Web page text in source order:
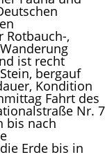
Rotbauch-,
ist recht
bergauf
Kondition
Fahrt des
Nr. 7
bis nach
Erde bis in